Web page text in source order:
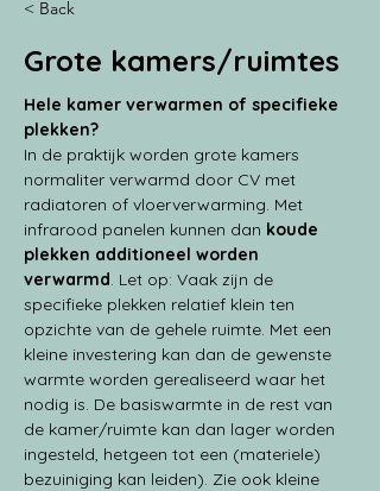
< Back
Grote kamers/ruimtes
Hele kamer verwarmen of specifieke
plekken?
In de praktijk worden grote kamers
normaliter verwarmd door CV met
radiatoren of vloerverwarming. Met
infrarood panelen kunnen dan koude
plekken additioneel worden
verwarmd. Let op: Vaak zijn de
specifieke plekken relatief klein ten
opzichte van de gehele ruimte. Met een
kleine investering kan dan de gewenste
warmte worden gerealiseerd waar het
nodig is. De basiswarmte in de rest van
de kamer/ruimte kan dan lager worden
ingesteld, hetgeen tot een (materiele)
bezuiniging kan leiden). Zie ook kleine